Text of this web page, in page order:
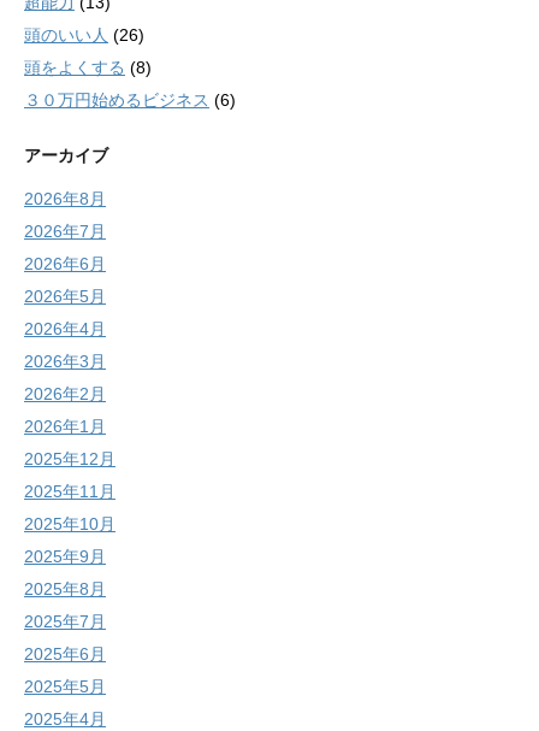
頭のいい人 (26)
頭をよくする (8)
３０万円始めるビジネス (6)
アーカイブ
2026年8月
2026年7月
2026年6月
2026年5月
2026年4月
2026年3月
2026年2月
2026年1月
2025年12月
2025年11月
2025年10月
2025年9月
2025年8月
2025年7月
2025年6月
2025年5月
2025年4月